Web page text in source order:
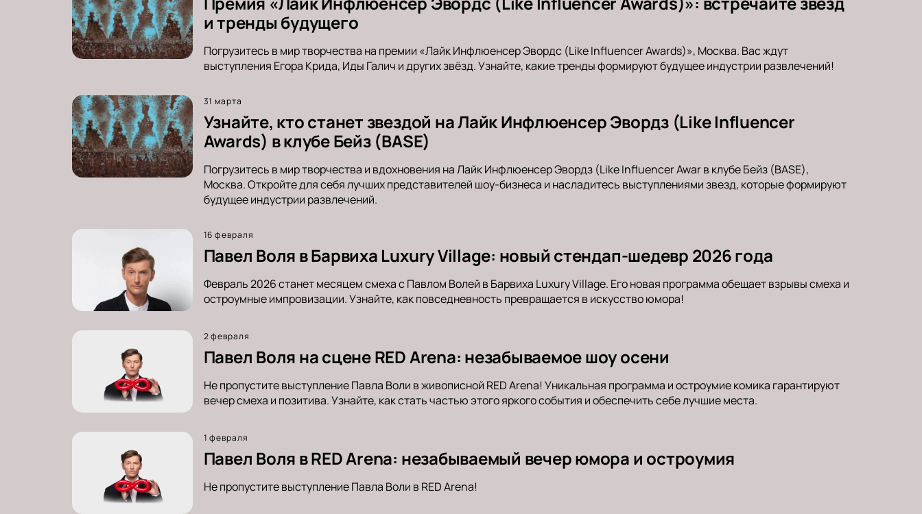
и тренды будущего
Погрузитесь в мир творчества на премии «Лайк Инфлюенсер Эвордс (Like Influencer Awards)», Москва. Вас ждут
выступления Егора Крида, Иды Галич и других звёзд. Узнайте, какие тренды формируют будущее индустрии развлечений!
31 марта
Узнайте, кто станет звездой на Лайк Инфлюенсер Эвордз (Like Influencer
Awards) в клубе Бейз (BASE)
Погрузитесь в мир творчества и вдохновения на Лайк Инфлюенсер Эвордз (Like Influencer Awar в клубе Бейз (BASE),
Москва. Откройте для себя лучших представителей шоу-бизнеса и насладитесь выступлениями звезд, которые формируют
будущее индустрии развлечений.
16 февраля
Павел Воля в Барвиха Luxury Village: новый стендап-шедевр 2026 года
Февраль 2026 станет месяцем смеха с Павлом Волей в Барвиха Luxury Village. Его новая программа обещает взрывы смеха и
остроумные импровизации. Узнайте, как повседневность превращается в искусство юмора!
2 февраля
Павел Воля на сцене RED Arena: незабываемое шоу осени
Не пропустите выступление Павла Воли в живописной RED Arena! Уникальная программа и остроумие комика гарантируют
вечер смеха и позитива. Узнайте, как стать частью этого яркого события и обеспечить себе лучшие места.
1 февраля
Павел Воля в RED Arena: незабываемый вечер юмора и остроумия
Не пропустите выступление Павла Воли в RED Arena!